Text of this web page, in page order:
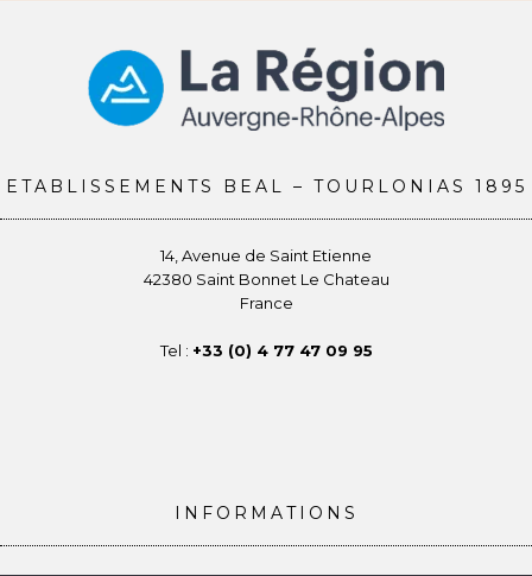
ETABLISSEMENTS BEAL – TOURLONIAS 1895
14, Avenue de Saint Etienne
42380 Saint Bonnet Le Chateau
France
Tel : +33 (0) 4 77 47 09 95
INFORMATIONS